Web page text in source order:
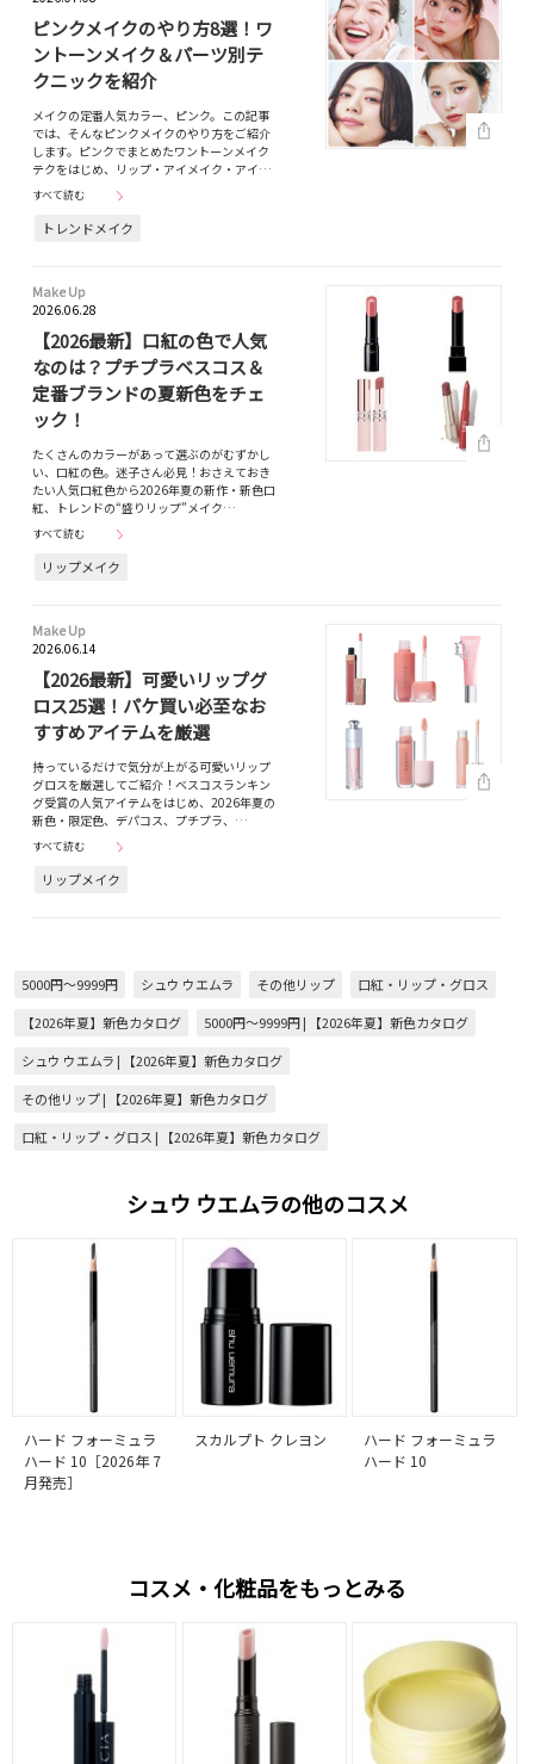
ピンクメイクのやり方8選！ワ
ントーンメイク＆パーツ別テ
クニックを紹介
メイクの定番人気カラー、ピンク。この記事
では、そんなピンクメイクのやり方をご紹介
します。ピンクでまとめたワントーンメイク
テクをはじめ、リップ・アイメイク・アイ…
すべて読む
トレンドメイク
Make Up
2026.06.28
【2026最新】口紅の色で人気
なのは？プチプラベスコス＆
定番ブランドの夏新色をチェ
ック！
たくさんのカラーがあって選ぶのがむずかし
い、口紅の色。迷子さん必見！おさえておき
たい人気口紅色から2026年夏の新作・新色口
紅、トレンドの“盛りリップ”メイク…
すべて読む
リップメイク
Make Up
2026.06.14
【2026最新】可愛いリップグ
ロス25選！パケ買い必至なお
すすめアイテムを厳選
持っているだけで気分が上がる可愛いリップ
グロスを厳選してご紹介！ベスコスランキン
グ受賞の人気アイテムをはじめ、2026年夏の
新色・限定色、デパコス、プチプラ、…
すべて読む
リップメイク
5000円～9999円 シュウ ウエムラ その他リップ
口紅・リップ・グロス
【2026年夏】新色カタログ
5000円～9999円 | 【2026年夏】新色カタログ
シュウ ウエムラ | 【2026年夏】新色カタログ
その他リップ | 【2026年夏】新色カタログ
口紅・リップ・グロス | 【2026年夏】新色カタログ
シュウ ウエムラの他のコスメ
ハード フォーミュラ
ハード 10［2026年 7
月発売］
スカルプト クレヨン
ハード フォーミュラ
ハード 10
コスメ・化粧品をもっとみる